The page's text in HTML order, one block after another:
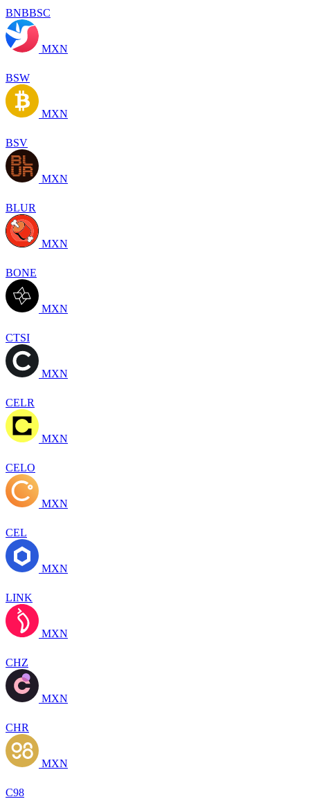
BNBBSC
MXN
BSW
MXN
BSV
MXN
BLUR
MXN
BONE
MXN
CTSI
MXN
CELR
MXN
CELO
MXN
CEL
MXN
LINK
MXN
CHZ
MXN
CHR
MXN
C98